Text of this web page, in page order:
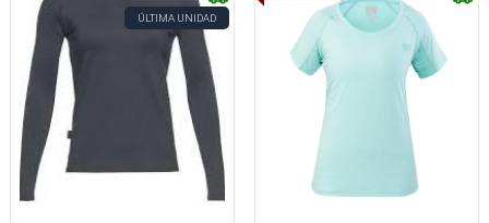
ÚLTIMA UNIDAD